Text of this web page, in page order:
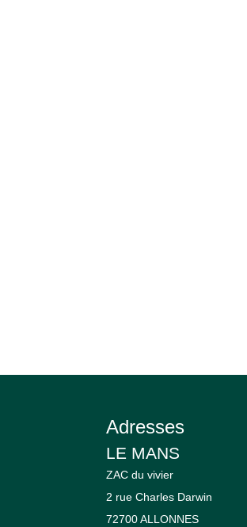
Adresses
LE MANS
ZAC du vivier
2 rue Charles Darwin
72700 ALLONNES